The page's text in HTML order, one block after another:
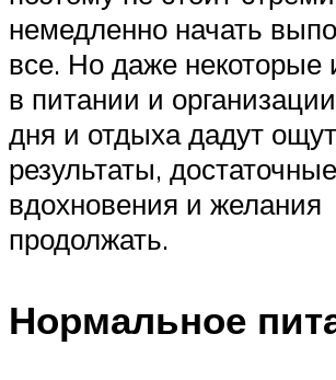
немедленно начать
все. Но даже некоторые
в питании и
дня и отдыха дадут
результаты,
вдохновения и желания
продолжать.
Нормальное